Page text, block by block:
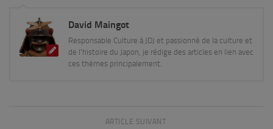
David Maingot
Responsable Culture à JDJ et passionné de la culture et
de l'histoire du Japon, je rédige des articles en lien avec
ces thèmes principalement.
ARTICLE SUIVANT